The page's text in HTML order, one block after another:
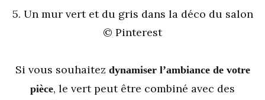
5. Un mur vert et du gris dans la déco du salon
© Pinterest
Si vous souhaitez dynamiser l’ambiance de votre
pièce, le vert peut être combiné avec des